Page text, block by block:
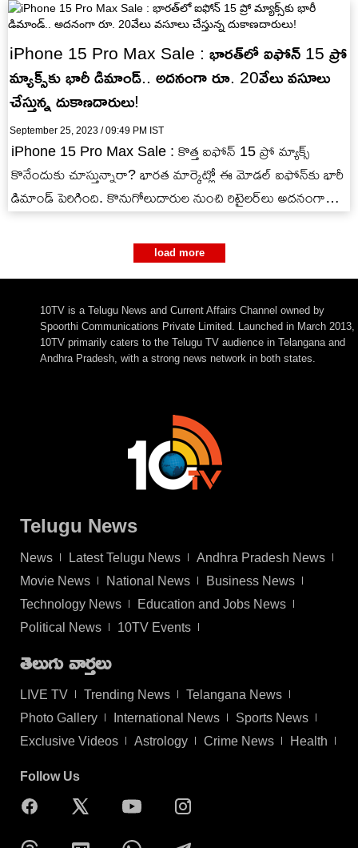
iPhone 15 Pro Max Sale : భారత్‌లో ఐఫోన్ 15 ప్రో
మ్యాక్స్‌కు భారీ డిమాండ్.. అదనంగా రూ. 20వేలు వసూలు
చేస్తున్న దుకాణదారులు!
September 25, 2023 / 09:49 PM IST
iPhone 15 Pro Max Sale : కొత్త ఐఫోన్ 15 ప్రో మ్యాక్స్
కొనేందుకు చూస్తున్నారా? భారత మార్కెట్లో ఈ మోడల్ ఐఫోన్‌కు భారీ
డిమాండ్ పెరిగింది. కొనుగోలుదారుల నుంచి రిటైలర్‌లు అదనంగా…
load more
10TV is a Telugu News and Current Affairs Channel owned by
Spoorthi Communications Private Limited. Launched in March 2013,
10TV primarily caters to the Telugu TV audience in Telangana and
Andhra Pradesh, with a strong news network in both states.
Telugu News
News Latest Telugu News
Andhra Pradesh News
Movie News
National News
Business News
Technology News
Education and Jobs News
Political News
10TV Events
తెలుగు వార్తలు
LIVE TV Trending News
Telangana News
Photo Gallery
International News
Sports News
Exclusive Videos
Astrology Crime News Health
Follow Us